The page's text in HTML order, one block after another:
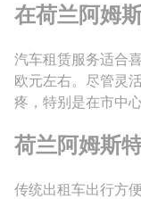
在荷兰阿姆
汽车租赁服务适合
欧元左右。尽管灵
疼，特别是在市中
荷兰阿姆斯
传统出租车出行方